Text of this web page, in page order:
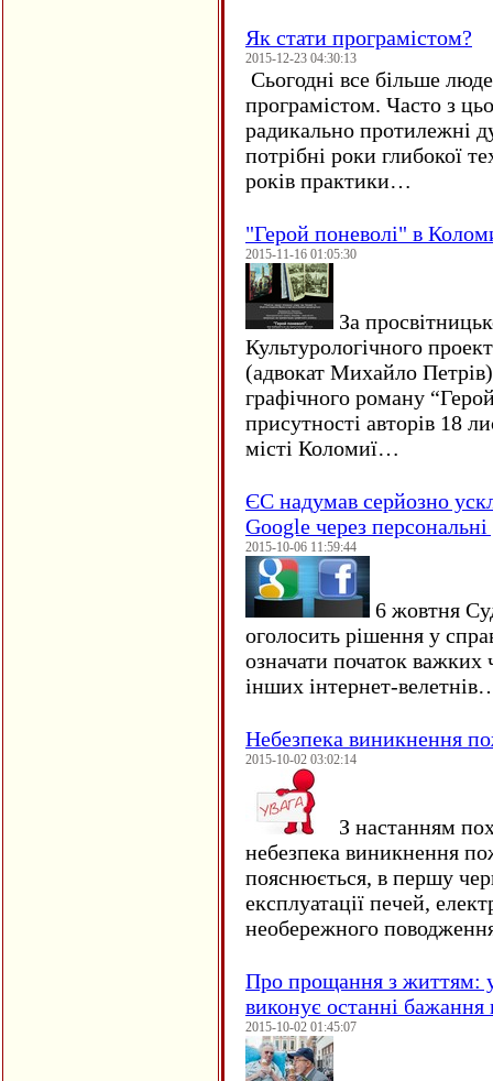
Як стати програмістом?
2015-12-23 04:30:13
Сьогодні все більше
програмістом. Часто з
радикально протилежні
потрібні роки глибокої
років практики…
"Герой поневолі" в
2015-11-16 01:05:30
За
Культурологічного
(адвокат Михайло
графічного роману
присутності авторів 18
місті Коломиї…
ЄC надумав серйозно
Google через персональні
2015-10-06 11:59:44
6 жовтня
оголосить рішення у
означати початок важких
інших інтернет-
Небезпека виникнення
2015-10-02 03:02:14
З настанням
небезпека виникнення
пояснюється, в першу
експлуатації печей,
необережного
Про прощання з життям:
виконує останні
2015-10-02 01:45:07